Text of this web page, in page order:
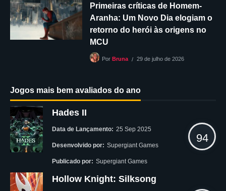
Primeiras críticas de Homem-
Aranha: Um Novo Dia elogiam o
retorno do herói às origens no
MCU
Por Bruna 29 de julho de 2026
Jogos mais bem avaliados do ano
Hades II
Data de Lançamento: 25 Sep 2025
Desenvolvido por: Supergiant Games
Publicado por: Supergiant Games
94
Hollow Knight: Silksong